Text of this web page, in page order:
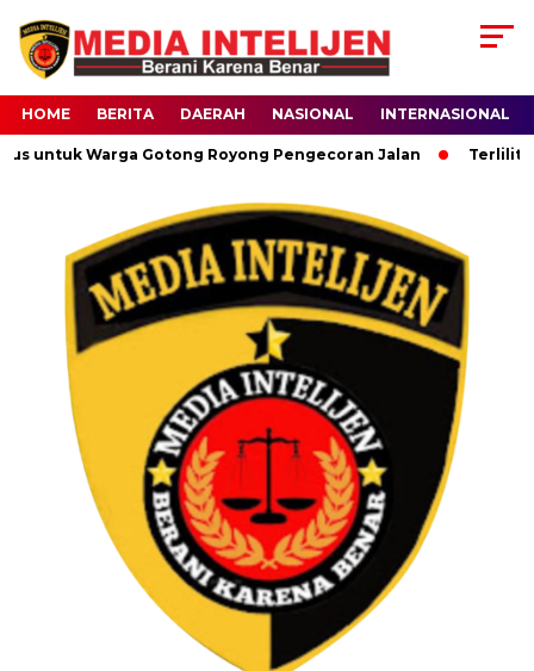
HOME BERITA DAERAH NASIONAL INTERNASIONAL
untuk Warga Gotong Royong Pengecoran Jalan Terlilit